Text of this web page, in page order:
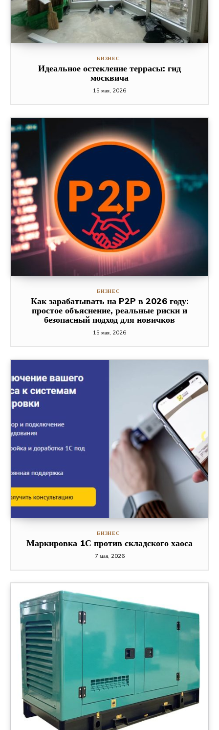
БИЗНЕС
Идеальное остекление террасы: гид
москвича
15 мая, 2026
БИЗНЕС
Как зарабатывать на P2P в 2026 году:
простое объяснение, реальные риски и
безопасный подход для новичков
15 мая, 2026
БИЗНЕС
Маркировка 1С против складского хаоса
7 мая, 2026